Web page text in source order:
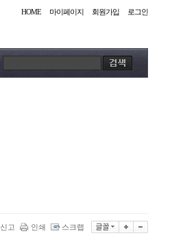
HOME 마이페이지 회원가입 로그인
신고 인쇄 스크랩